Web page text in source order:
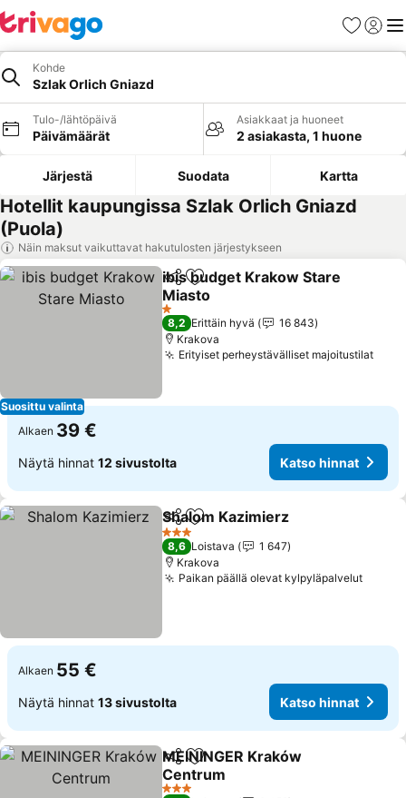
Suosikit
Kohde
Szlak Orlich Gniazd
Tulo-/lähtöpäivä
Päivämäärät
Asiakkaat ja huoneet
2 asiakasta, 1 huone
Järjestä Suodata Kartta
Hotellit kaupungissa Szlak Orlich Gniazd
(Puola)
Näin maksut vaikuttavat hakutulosten järjestykseen
Suosittu valinta
Jaa Lisää suosikkeihin
ibis budget Krakow Stare
Miasto
Katso hinnat
1 Tähtiluokitus
8,2 Erittäin hyvä
16 843
Krakova
Erityiset perheystävälliset majoitustilat
Alkaen 39 €
Näytä hinnat 12 sivustolta Katso hinnat
Jaa Lisää suosikkeihin
Shalom Kazimierz
3 Tähtiluokitus
8,6 Loistava
1 647
Krakova
Paikan päällä olevat kylpyläpalvelutKatso
Alkaen 55 €
Näytä hinnat 13 sivustolta Katso hinnat
Jaa Lisää suosikkeihin
MEININGER Kraków
Centrum
Katso hinnat
3 Tähtiluokitus